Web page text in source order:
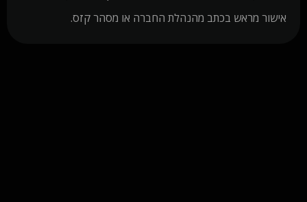
אישור מראש בכתב מהנהלת החברה או מסהר קזס.